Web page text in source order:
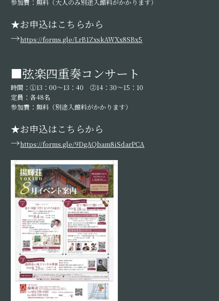
参加費：無料（大人のみ別途入館料がかかります）
★お申込はこちらから
→https://forms.gle/LrB1ZxskAWXx8SBx5
■弦楽四重奏コンサート
時間：➀13：00～13：40 ➁14：30～15：10
定員：各48名
参加費：無料（別途入館料がかかります）
★お申込はこちらから
→https://forms.gle/9DgAQbam8iSdarPCA